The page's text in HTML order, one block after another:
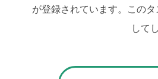
が登録されています。この
して